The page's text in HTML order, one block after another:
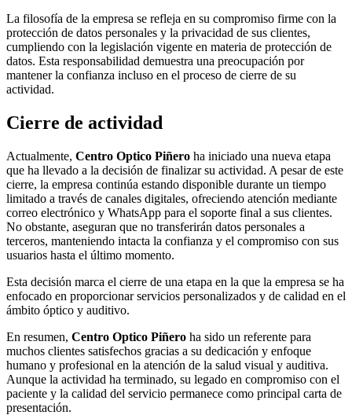
La filosofía de la empresa se refleja en su compromiso firme con la
protección de datos personales y la privacidad de sus clientes,
cumpliendo con la legislación vigente en materia de protección de
datos. Esta responsabilidad demuestra una preocupación por
mantener la confianza incluso en el proceso de cierre de su
actividad.
Cierre de actividad
Actualmente, Centro Optico Piñero ha iniciado una nueva etapa
que ha llevado a la decisión de finalizar su actividad. A pesar de este
cierre, la empresa continúa estando disponible durante un tiempo
limitado a través de canales digitales, ofreciendo atención mediante
correo electrónico y WhatsApp para el soporte final a sus clientes.
No obstante, aseguran que no transferirán datos personales a
terceros, manteniendo intacta la confianza y el compromiso con sus
usuarios hasta el último momento.
Esta decisión marca el cierre de una etapa en la que la empresa se ha
enfocado en proporcionar servicios personalizados y de calidad en el
ámbito óptico y auditivo.
En resumen, Centro Optico Piñero ha sido un referente para
muchos clientes satisfechos gracias a su dedicación y enfoque
humano y profesional en la atención de la salud visual y auditiva.
Aunque la actividad ha terminado, su legado en compromiso con el
paciente y la calidad del servicio permanece como principal carta de
presentación.